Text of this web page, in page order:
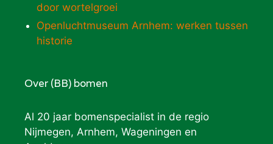
door wortelgroei
Openluchtmuseum Arnhem: werken tussen
historie
Over (BB) bomen
Al 20 jaar bomenspecialist in de regio
Nijmegen, Arnhem, Wageningen en